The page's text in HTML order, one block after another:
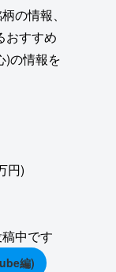
の情報、
おすすめ
)の情報を
円)
中です
編)